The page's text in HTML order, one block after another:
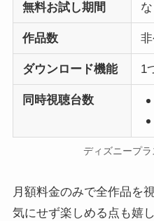
無料お試し期間
作品数
ダウンロード機能 1
同時視聴台数
ディズニープ
月額料金のみで全作品を
気にせず楽しめる点も嬉